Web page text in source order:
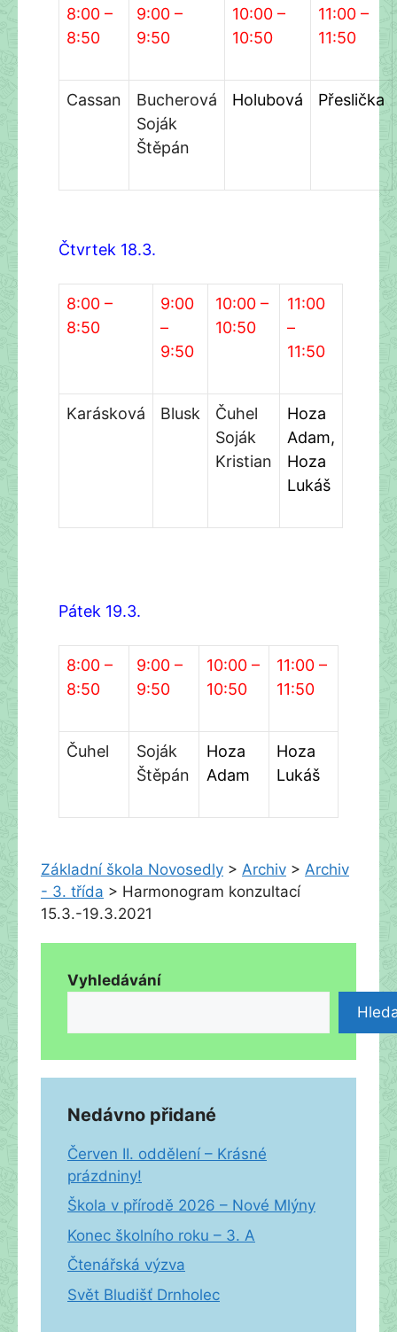
8:00 –
8:50
9:00 –
9:50
10:00 –
10:50
11:00 –
11:50
Cassan
Bucherová
Soják
Štěpán
Holubová Přeslička
Čtvrtek 18.3.
8:00 –
8:50
9:00
–
9:50
10:00 –
10:50
11:00
–
11:50
Karásková Blusk
Čuhel
Soják
Kristian
Hoza
Adam,
Hoza
Lukáš
Pátek 19.3.
8:00 –
8:50
9:00 –
9:50
10:00 –
10:50
11:00 –
11:50
Čuhel
Soják
Štěpán
Hoza
Adam
Hoza
Lukáš
Základní škola Novosedly > Archiv > Archiv
- 3. třída > Harmonogram konzultací
15.3.-19.3.2021
Vyhledávání
Nedávno přidané
Červen II. oddělení – Krásné
prázdniny!
Škola v přírodě 2026 – Nové Mlýny
Konec školního roku – 3. A
Čtenářská výzva
Svět Bludišť Drnholec